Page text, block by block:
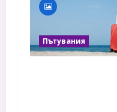
Пътувания